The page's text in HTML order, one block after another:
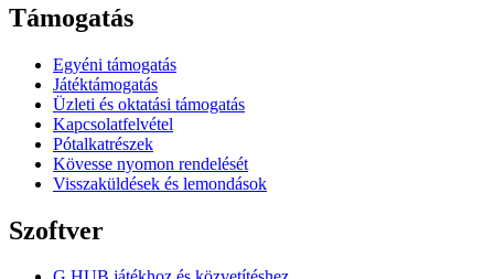
Támogatás
Egyéni támogatás
Játéktámogatás
Üzleti és oktatási támogatás
Kapcsolatfelvétel
Pótalkatrészek
Kövesse nyomon rendelését
Visszaküldések és lemondások
Szoftver